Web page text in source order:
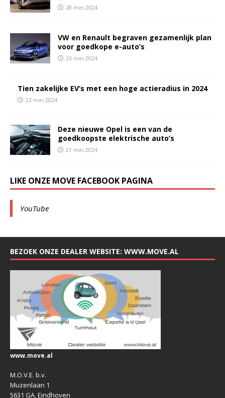
28 mei 2024
VW en Renault begraven gezamenlijk plan
voor goedkope e-auto’s
23 mei 2024
Tien zakelijke EV’s met een hoge actieradius in 2024
23 mei 2024
Deze nieuwe Opel is een van de
goedkoopste elektrische auto’s
21 mei 2024
LIKE ONZE MOVE FACEBOOK PAGINA
YouTube
BEZOEK ONZE DEALER WEBSITE: WWW.MOVE.AL
www.move.al
M.O.V.E. b.v.
Muzenlaan 1
5631 GA, Eindhoven